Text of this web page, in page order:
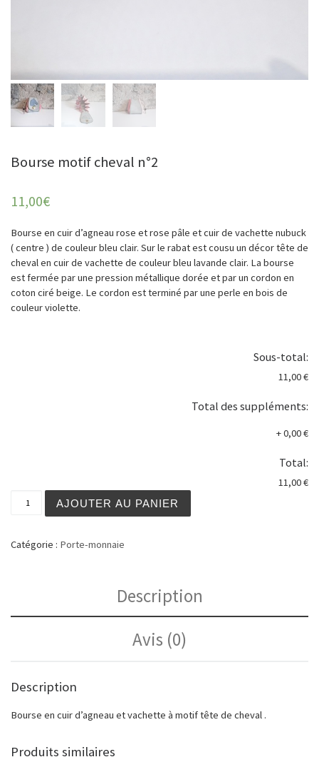
Bourse motif cheval n°2
11,00€
Bourse en cuir d’agneau rose et rose pâle et cuir de vachette nubuck
( centre ) de couleur bleu clair. Sur le rabat est cousu un décor tête de
cheval en cuir de vachette de couleur bleu lavande clair. La bourse
est fermée par une pression métallique dorée et par un cordon en
coton ciré beige. Le cordon est terminé par une perle en bois de
couleur violette.
Sous-total:
11,00 €
Total des suppléments:
+0,00 €
Total:
11,00 €
AJOUTER AU PANIER
Catégorie : Porte-monnaie
Description
Avis (0)
Description
Bourse en cuir d’agneau et vachette à motif tête de cheval .
Produits similaires